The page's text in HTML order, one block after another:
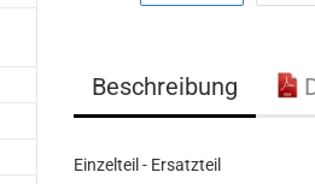
Beschreibung
Einzelteil - Ersatzteil